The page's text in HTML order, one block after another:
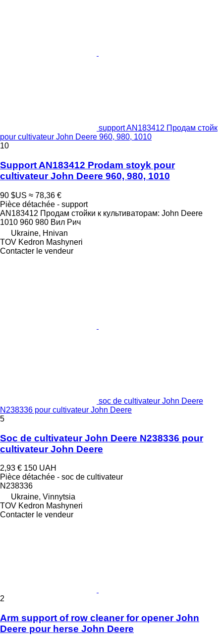
support AN183412 Продам стойк
pour cultivateur John Deere 960, 980, 1010
10
Support AN183412 Prodam stoyk pour
cultivateur John Deere 960, 980, 1010
90 $US ≈ 78,36 €
Pièce détachée - support
AN183412 Продам стойки к культиваторам: John Deere
1010 960 980 Вил Рич
Ukraine, Hnivan
TOV Kedron Mashyneri
Contacter le vendeur
soc de cultivateur John Deere
N238336 pour cultivateur John Deere
5
Soc de cultivateur John Deere N238336 pour
cultivateur John Deere
2,93 € 150 UAH
Pièce détachée - soc de cultivateur
N238336
Ukraine, Vinnytsia
TOV Kedron Mashyneri
Contacter le vendeur
2
Arm support of row cleaner for opener John
Deere pour herse John Deere